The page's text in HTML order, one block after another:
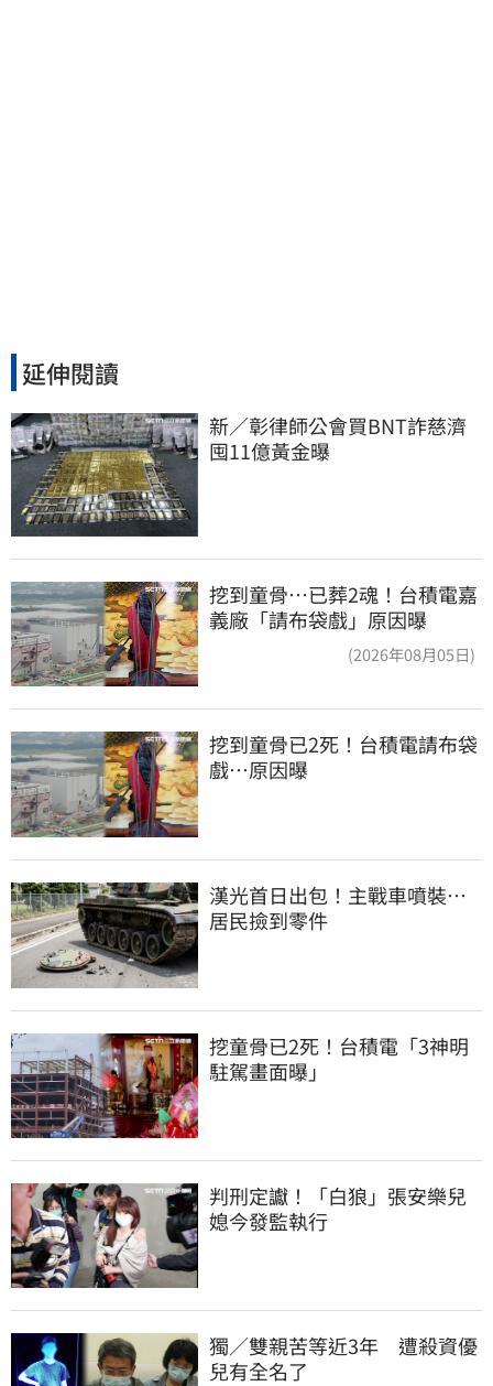
延伸閱讀
新／彰律師公會買BNT詐慈濟
囤11億黃金曝
挖到童骨…已葬2魂！台積電嘉
義廠「請布袋戲」原因曝
(2026年08月05日)
挖到童骨已2死！台積電請布袋
戲…原因曝
漢光首日出包！主戰車噴裝…
居民撿到零件
挖童骨已2死！台積電「3神明
駐駕畫面曝」
判刑定讞！「白狼」張安樂兒
媳今發監執行
獨／雙親苦等近3年　遭殺資優
兒有全名了